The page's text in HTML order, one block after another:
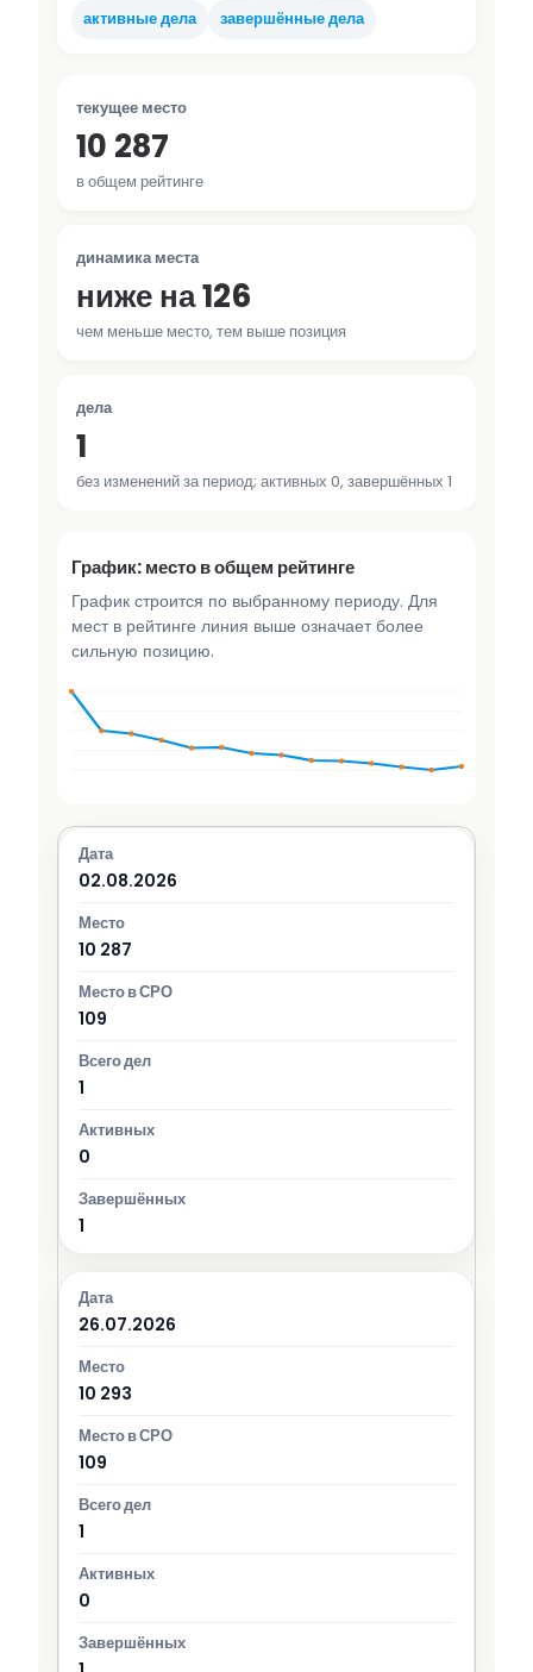
активные дела
завершённые дела
текущее место
10 287
в общем рейтинге
динамика места
ниже на 126
чем меньше место, тем выше позиция
дела
1
без изменений за период; активных 0, завершённых 1
График: место в общем рейтинге
График строится по выбранному периоду. Для
мест в рейтинге линия выше означает более
сильную позицию.
02.08.2026
10 287
109
1
0
1
26.07.2026
10 293
109
1
0